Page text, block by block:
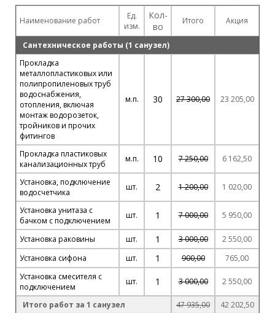
Наименование работ
Ед.
изм.
Кол-
во
Итого Акция
Сантехническое работы (1 санузел)
Прокладка
металлопластиковых или
полипропиленовых труб
водоснабжения,
отопления, включая
монтаж водорозеток,
тройников и прочих
фитингов
м.п. 30 27 300,00 23 205,00
Прокладка пластиковых
канализационных труб
м.п. 10 7 250,00 6 162,50
Установка, подключение
водосчетчика
шт. 2 1 200,00 1 020,00
Установка унитаза с
бачком с подключением
шт. 1 7 000,00 5 950,00
Установка раковины шт. 1 3 000,00
2 550,00
Установка сифона
шт. 1 900,00
765,00
Установка смесителя с
подключением
шт. 1 3 000,00 2 550,00
Итого работ за 1 санузел 47 935,00
42 202,50